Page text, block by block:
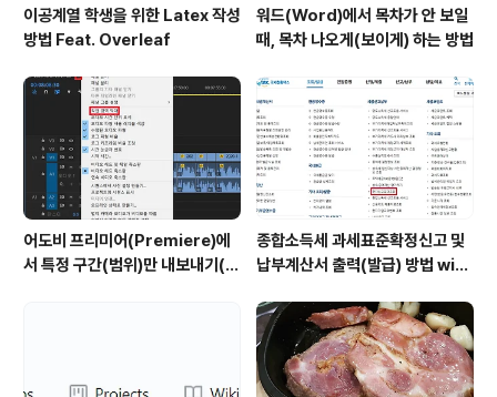
이공계열 학생을 위한 Latex 작성
방법 Feat. Overleaf
워드(Word)에서 목차가 안 보일
때, 목차 나오게(보이게) 하는 방법
어도비 프리미어(Premiere)에
서 특정 구간(범위)만 내보내기(출
종합소득세 과세표준확정신고 및
납부계산서 출력(발급) 방법 with